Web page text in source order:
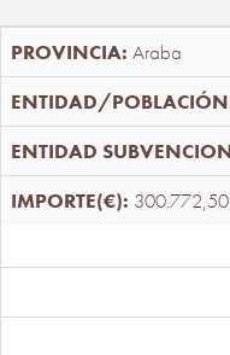
Araba
300.772,50